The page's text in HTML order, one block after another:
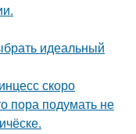
идеальный
скоро
пора подумать не